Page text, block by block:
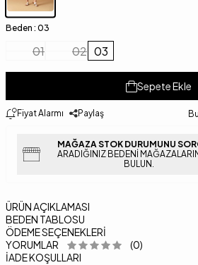
Beden : 03
01 02 03
Sepete Ekle
Fiyat Alarmı Paylaş
MAĞAZA STOK DURUMUNU
ARADIĞINIZ BEDENI
BULUN.
ÜRÜN AÇIKLAMASI
BEDEN TABLOSU
ÖDEME SEÇENEKLERI
YORUMLAR
(0)
İADE KOŞULLARI